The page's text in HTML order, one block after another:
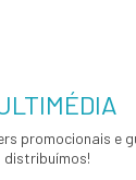
promocionais e
distribuímos!